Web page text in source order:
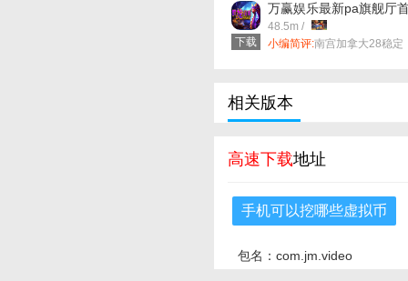
下载
万赢娱乐最新pa旗舰厅
页官网网址 v57.0.11 安
版
48.5m /
小编简评:南宫加拿大28稳定
自动提取核心信息，整合答
案、简化内容，真正做到用
短时间获得最强认知。！
相关版本
高速下载地址
手机可以挖哪些虚拟币
包名：com.jm.video